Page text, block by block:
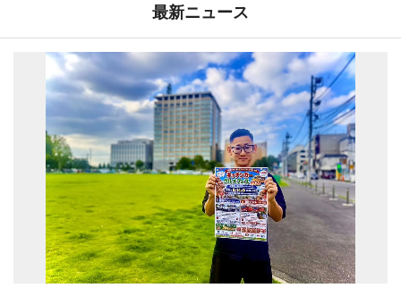
最新ニュース